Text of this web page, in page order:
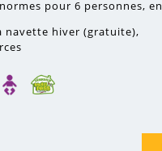
pour 6 personnes,
navette hiver (gratuite)